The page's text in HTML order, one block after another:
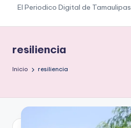
p
e
s
.
El Periodico Digital de Tamaulipas
resiliencia
Inicio resiliencia